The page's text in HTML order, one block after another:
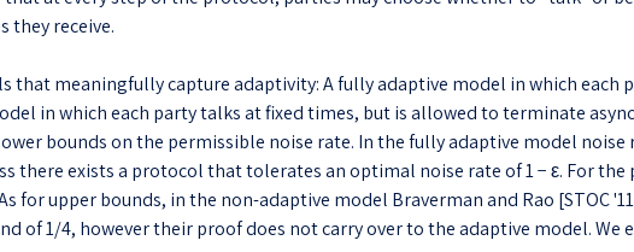
they receive.
that meaningfully capture adaptivity: A fully adaptive model in which
in which each party talks at fixed times, but is allowed to terminate
bounds on the permissible noise rate. In the fully adaptive model
there exists a protocol that tolerates an optimal noise rate of 1 − ε. For
for upper bounds, in the non-adaptive model Braverman and Rao [STOC
of 1/4, however their proof does not carry over to the adaptive model.